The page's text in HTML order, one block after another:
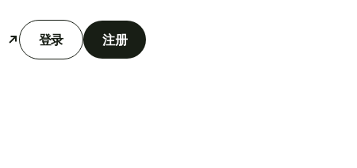
登录 注册